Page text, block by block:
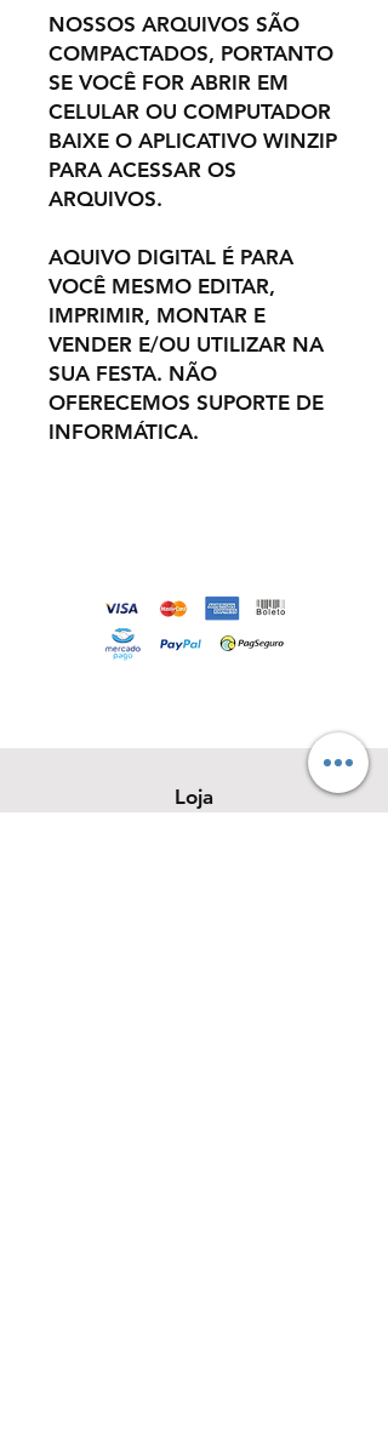
NOSSOS ARQUIVOS SÃO
COMPACTADOS, PORTANTO
SE VOCÊ FOR ABRIR EM
CELULAR OU COMPUTADOR
BAIXE O APLICATIVO WINZIP
PARA ACESSAR OS
ARQUIVOS.
AQUIVO DIGITAL É PARA
VOCÊ MESMO EDITAR,
IMPRIMIR, MONTAR E
VENDER E/OU UTILIZAR NA
SUA FESTA. NÃO
OFERECEMOS SUPORTE DE
INFORMÁTICA.
Loja